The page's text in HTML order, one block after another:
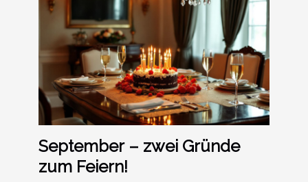
September – zwei Gründe
zum Feiern!